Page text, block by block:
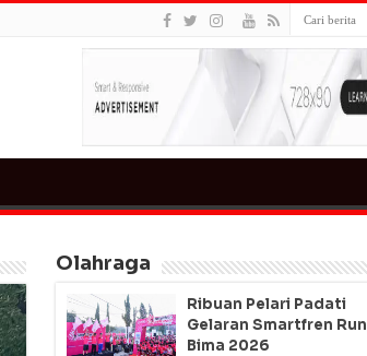
Olahraga
Ribuan Pelari Padati
Gelaran Smartfren Run
Bima 2026